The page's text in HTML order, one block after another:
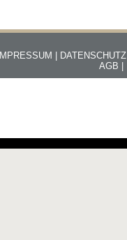
DATENSCHUTZ
IMPRESSUM |
AGB |